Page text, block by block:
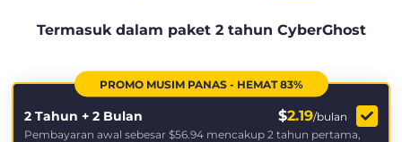
Termasuk dalam paket 2 tahun CyberGhost
PROMO MUSIM PANAS - HEMAT 83%
2 Tahun + 2 Bulan $2.19/bulan
Pembayaran awal sebesar $56.94 mencakup 2 tahun pertama,